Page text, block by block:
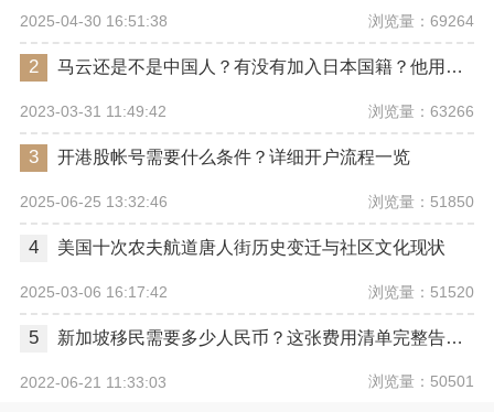
2025-04-30 16:51:38 浏览量：69264
2 马云还是不是中国人？有没有加入日本国籍？他用了哪些身份畅行世界？
2023-03-31 11:49:42 浏览量：63266
3 开港股帐号需要什么条件？详细开户流程一览
2025-06-25 13:32:46 浏览量：51850
4 美国十次农夫航道唐人街历史变迁与社区文化现状
2025-03-06 16:17:42 浏览量：51520
5 新加坡移民需要多少人民币？这张费用清单完整告诉你
2022-06-21 11:33:03 浏览量：50501